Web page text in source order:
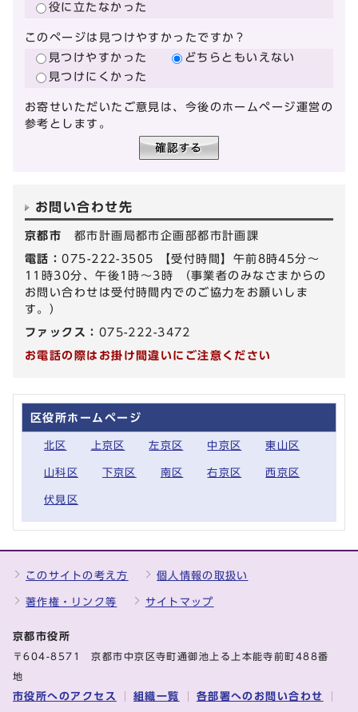
役に立たなかった
このページは見つけやすかったですか？
見つけやすかった
どちらともいえない
見つけにくかった
お寄せいただいたご意見は、今後のホームページ運営の
参考とします。
お問い合わせ先
京都市 都市計画局都市企画部都市計画課
電話：075-222-3505 【受付時間】午前8時45分～
11時30分、午後1時～3時 （事業者のみなさまからの
お問い合わせは受付時間内でのご協力をお願いしま
す。）
ファックス： 075-222-3472
お電話の際はお掛け間違いにご注意ください
区役所ホームページ
北区 上京区 左京区 中京区 東山区
山科区 下京区 南区 右京区 西京区
伏見区
このサイトの考え方 個人情報の取扱い
著作権・リンク等 サイトマップ
京都市役所
〒604-8571 京都市中京区寺町通御池上る上本能寺前町488番
地
市役所へのアクセス 組織一覧 各部署へのお問い合わせ